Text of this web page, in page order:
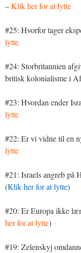
–Klik her for at lytte
#25: Hvorfor tager
lytte
#24: Storbritannien
britisk kolonialisme i
#23: Hvordan ender
lytte
#22: Er vi vidne til en
lytte
#21: Israels angreb på
(Klik her for at lytte)
#20: Er Europa ikke
her for at lytte)
#19: Zelenskyj